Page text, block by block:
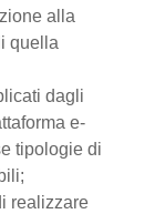
alla
quella
dagli
e-
tipologie di
realizzare